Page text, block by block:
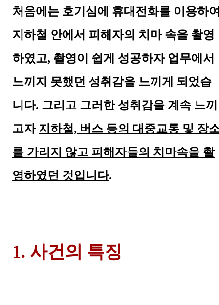
처음에는 호기심에 휴대전화를 이용하
지하철 안에서 피해자의 치마 속을 촬영
하였고, 촬영이 쉽게 성공하자 업무에서
느끼지 못했던 성취감을 느끼게 되었습
니다. 그리고 그러한 성취감을 계속 느끼
고자 지하철, 버스 등의 대중교통 및 장
를 가리지 않고 피해자들의 치마속을 촬
영하였던 것입니다.
1. 사건의 특징